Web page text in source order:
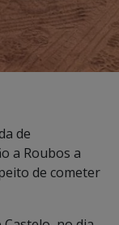
de
a Roubos a
de cometer